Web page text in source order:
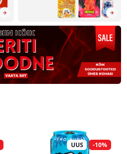
UUS -10%